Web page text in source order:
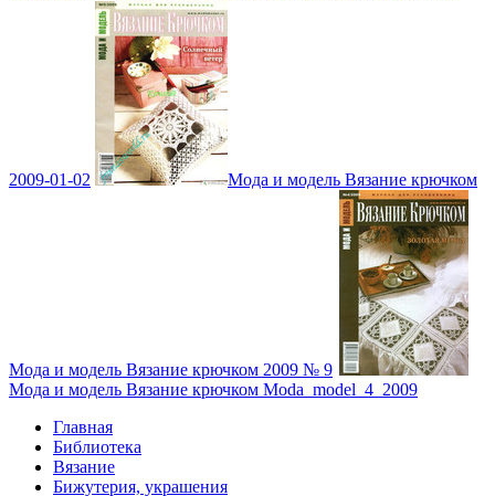
2009-01-02 Мода и модель Вязание крючком
Мода и модель Вязание крючком 2009 № 9
Мода и модель Вязание крючком Moda_model_4_2009
Главная
Библиотека
Вязание
Бижутерия, украшения